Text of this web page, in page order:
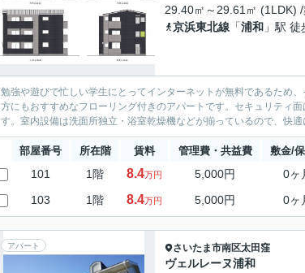
29.40㎡～29.61㎡ (1LDK)
京浜東北線 「浦和 」駅
勉強や遊びで忙しい学生にとってインターネットが無料であるため
方にもおすすめなフローリング付きのアパートです。セキュリティ
す。室内設備は洗面所独立・浴室乾燥機などが揃っているので、快
部屋番号 所在階 賃料 管理費・共益費 敷金/
101 1階 8.4万円 5,000円 0ヶ
103 1階 8.4万円 5,000円 0ヶ
アパート さいたま市南区太田窪
ヴェルレーヌ浦和